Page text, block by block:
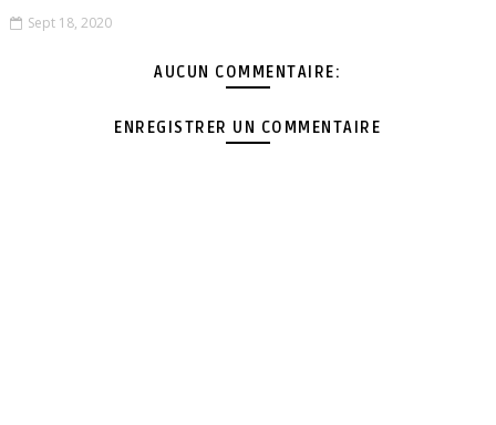
Sept 18, 2020
AUCUN COMMENTAIRE:
ENREGISTRER UN COMMENTAIRE